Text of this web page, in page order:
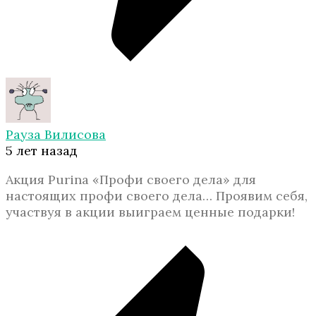
Рауза Вилисова
5 лет назад
Акция Purina «Профи своего дела» для
настоящих профи своего дела… Проявим себя,
участвуя в акции выиграем ценные подарки!